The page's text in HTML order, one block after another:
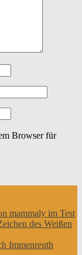
Browser für
mammaly im Test
des Weißen
Immenreuth